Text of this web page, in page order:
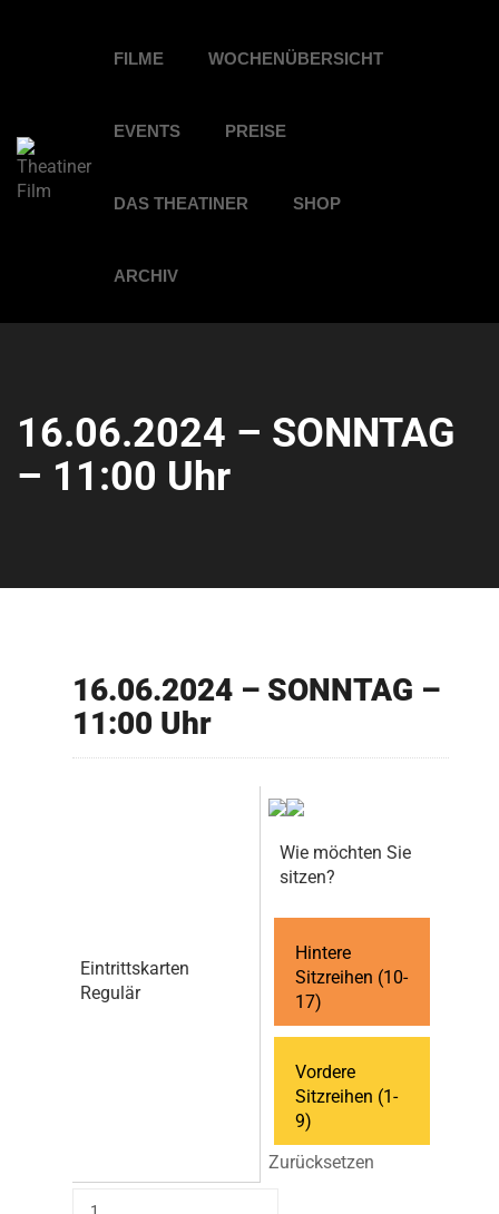
FILME WOCHENÜBERSICHT
EVENTS PREISE
DAS THEATINER SHOP
ARCHIV
16.06.2024 – SONNTAG
– 11:00 Uhr
16.06.2024 – SONNTAG –
11:00 Uhr
Eintrittskarten
Regulär
Wie möchten Sie
sitzen?
Hintere
Sitzreihen (10-
17)
Vordere
Sitzreihen (1-
9)
Zurücksetzen